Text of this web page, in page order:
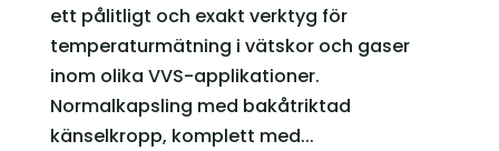
ett pålitligt och exakt verktyg för
temperaturmätning i vätskor och gaser
inom olika VVS-applikationer.
Normalkapsling med bakåtriktad
känselkropp, komplett med...